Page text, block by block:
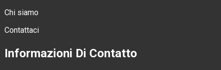
Chi siamo
Contattaci
Informazioni Di Contatto